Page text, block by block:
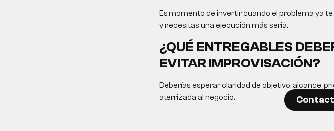
Es momento de invertir cuando el problema ya
y necesitas una ejecución más seria.
¿QUÉ ENTREGABLES
EVITAR IMPROVISACIÓN?
Deberías esperar claridad de objetivo, alcance,
aterrizada al negocio.